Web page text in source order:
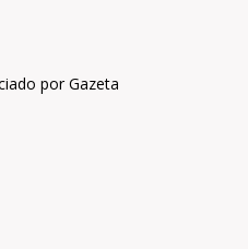
por Gazeta